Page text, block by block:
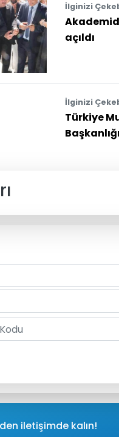
İlginizi
açıldı
İlginizi
Türkiye
iletişimde kalın!